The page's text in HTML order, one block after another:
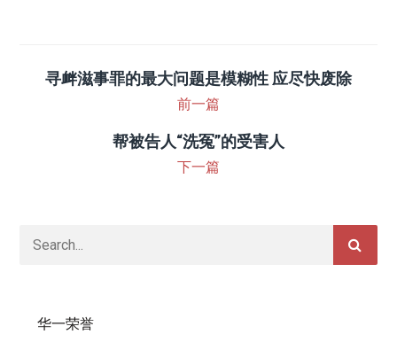
寻衅滋事罪的最大问题是模糊性 应尽快废除
前一篇
帮被告人“洗冤”的受害人
下一篇
华一荣誉